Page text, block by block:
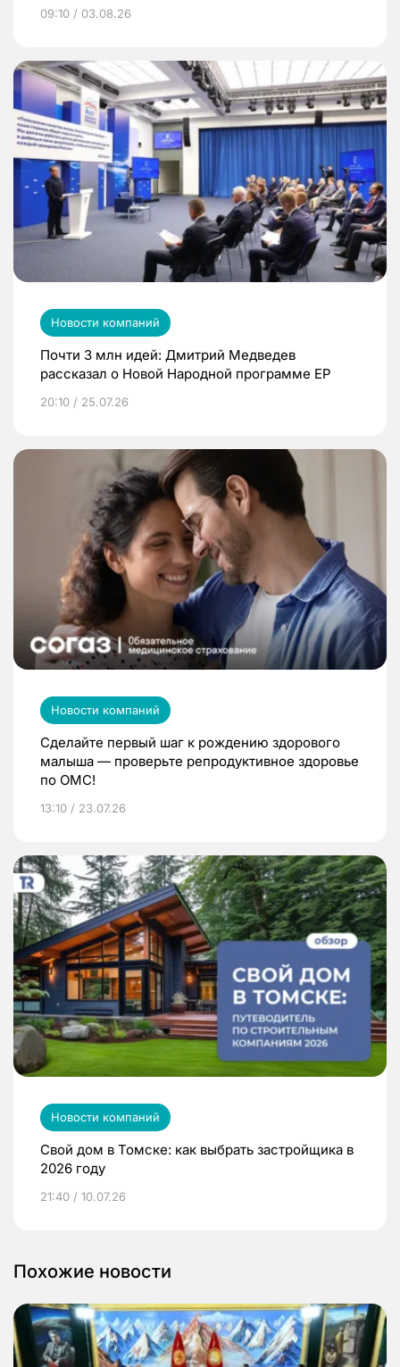
09:10 / 03.08.26
Новости компаний
Почти 3 млн идей: Дмитрий Медведев
рассказал о Новой Народной программе ЕР
20:10 / 25.07.26
Новости компаний
Сделайте первый шаг к рождению здорового
малыша — проверьте репродуктивное здоровье
по ОМС!
13:10 / 23.07.26
Новости компаний
Свой дом в Томске: как выбрать застройщика в
2026 году
21:40 / 10.07.26
Похожие новости